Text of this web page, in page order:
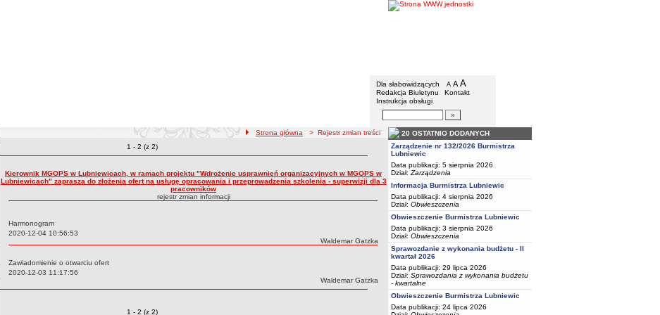
BIP - Urząd Miejski w Lubniewicach
Menu dodatkowe
Dla słabowidzących A pomniejsz czcionkę
A standardowy rozmiar czcionki
A
Redakcja Biuletynu
Kontakt
Instrukcja obsługi
Wyszukiwarka artykułów
ścieżka nawigacji
Strona główna > Rejestr zmian treści
Zmiany o pozycjach
1 - 2 (z 2)
Kierownik MGOPS w Lubniewicach, w ramach projektu "Wdrożenie usprawnień organizacyjnych w MGOPS w
Lubniewicach" zaprasza do złożenia ofert na usługę opracowania i przeprowadzenia szkolenia - superwizji dla 3
pracowników
rejestr zmian informacji
Harmonogram
Data:
2020-12-04 10:56:53
Autor:
Waldemar Gatzka
Zawiadomienie o otwarciu ofert
Data:
2020-12-03 11:17:56
Autor:
Waldemar Gatzka
Zmiany o pozycjach
1 - 2 (z 2)
20 OSTATNIO DODANYCH
Zarządzenie nr 132/2026 Burmistrza
Lubniewic
Data publikacji: 5 sierpnia 2026
Dział: Zarządzenia
Informacja Burmistrza Lubniewic
Data publikacji: 4 sierpnia 2026
Dział: Obwieszczenia
Obwieszczenie Burmistrza Lubniewic
Data publikacji: 3 sierpnia 2026
Dział: Obwieszczenia
Sprawozdanie z wykonania budżetu - II
kwartał 2026
Data publikacji: 29 lipca 2026
Dział: Sprawozdania z wykonania budżetu
- kwartalne
Obwieszczenie Burmistrza Lubniewic
Data publikacji: 24 lipca 2026